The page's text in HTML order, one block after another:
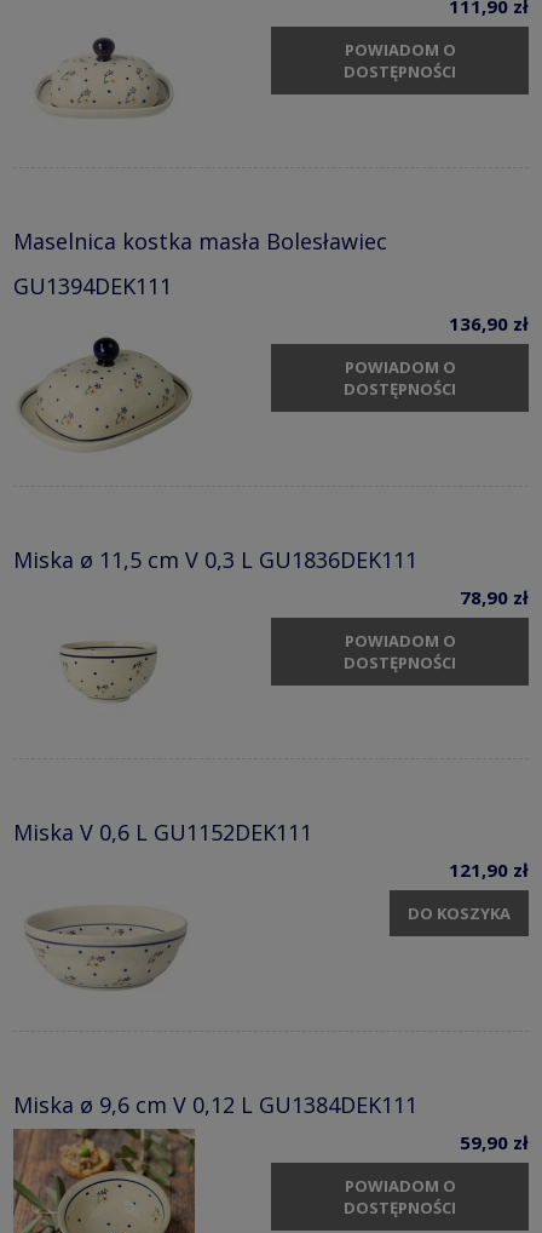
111,90 zł
POWIADOM O
DOSTĘPNOŚCI
Maselnica kostka masła Bolesławiec
GU1394DEK111
136,90 zł
POWIADOM O
DOSTĘPNOŚCI
Miska ø 11,5 cm V 0,3 L GU1836DEK111
78,90 zł
POWIADOM O
DOSTĘPNOŚCI
Miska V 0,6 L GU1152DEK111
121,90 zł
DO KOSZYKA
Miska ø 9,6 cm V 0,12 L GU1384DEK111
59,90 zł
POWIADOM O
DOSTĘPNOŚCI